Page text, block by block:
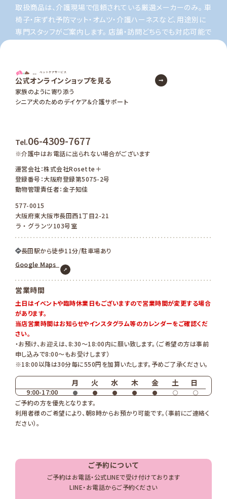
取扱商品は、介護現場で信頼されている厳選メーカーのみ。 車
椅子・床ずれ予防マット・オムツ・介護ハーネスなど、用途別に
専門スタッフがご案内します。 店舗・訪問どちらでも対応可能で
公式オンラインショップを見る
家族のように寄り添う
シニア犬のためのデイケア＆介護サポート
Tel.06-4309-7677
※介護中はお電話に出られない場合がございます
運営会社：株式会社Rosette＋
登録番号：大阪府登録第5075-2号
動物管理責任者：金子知佳
577-0015
大阪府東大阪市長田西1丁目2-21
ラ・グランツ103号室
長田駅から徒歩11分/駐車場あり
Google Maps
営業時間
土日はイベントや臨時休業日もございますので営業時間が変更する場合
があります。
当店営業時間はお知らせやインスタグラム等のカレンダーをご確認くだ
さい。
・お預け、お迎えは、8:30〜18:00内に願い致します。（ご希望の方は事前
申し込みで8:00〜もお受けします）
※18:00以降は30分毎に550円を加算いたします。予めご了承ください。
月 火 水 木 金 土 日
9:00-17:00 ● ● ● ● ● ◯ ◯
ご予約の方を優先となります。
利用者様のご希望により、朝8時からお預かり可能です。（事前にご連絡く
ださい）。
ご予約について
ご予約はお電話・公式LINEで受け付けております
LINE・お電話からご予約ください